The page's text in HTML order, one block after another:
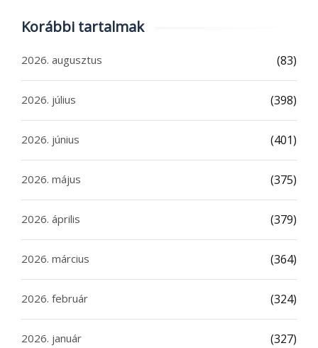
Korábbi tartalmak
2026. augusztus (83)
2026. július (398)
2026. június (401)
2026. május (375)
2026. április (379)
2026. március (364)
2026. február (324)
2026. január (327)